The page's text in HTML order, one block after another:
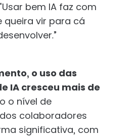
bem IA faz com
queira vir para cá
o uso das
IA cresceu mais de
o nível de
colaboradores
significativa, com